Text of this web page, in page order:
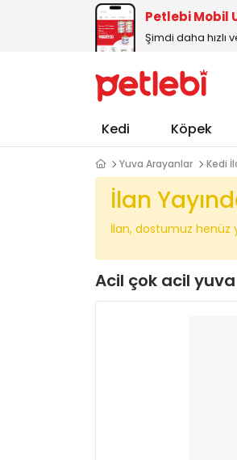
Petlebi Mobil
Şimdi daha hızlı
Kedi Köpek
Yuva Arayanlar Kedi
İlan
İlan, dostumuz henüz
Acil çok acil yuva